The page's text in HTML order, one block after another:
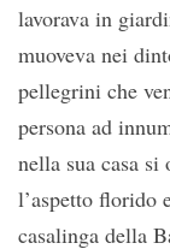
lavorava in
muoveva nei
pellegrini che
persona ad
nella sua casa si
l’aspetto florido
casalinga della